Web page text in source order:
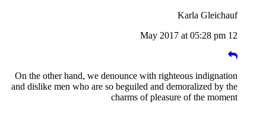
Karla Gleichauf
12 May 2017 at 05:28 pm
On the other hand, we denounce with righteous indignation
and dislike men who are so beguiled and demoralized by the
charms of pleasure of the moment